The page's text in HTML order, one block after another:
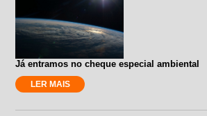
Já entramos no cheque especial ambiental
LER MAIS